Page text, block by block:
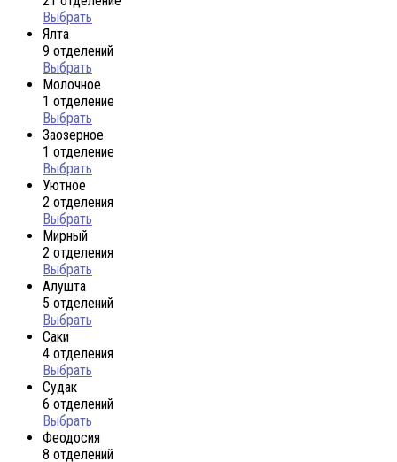
Выбрать
Ялта
9 отделений
Выбрать
Молочное
1 отделение
Выбрать
Заозерное
1 отделение
Выбрать
Уютное
2 отделения
Выбрать
Мирный
2 отделения
Выбрать
Алушта
5 отделений
Выбрать
Саки
4 отделения
Выбрать
Судак
6 отделений
Выбрать
Феодосия
8 отделений